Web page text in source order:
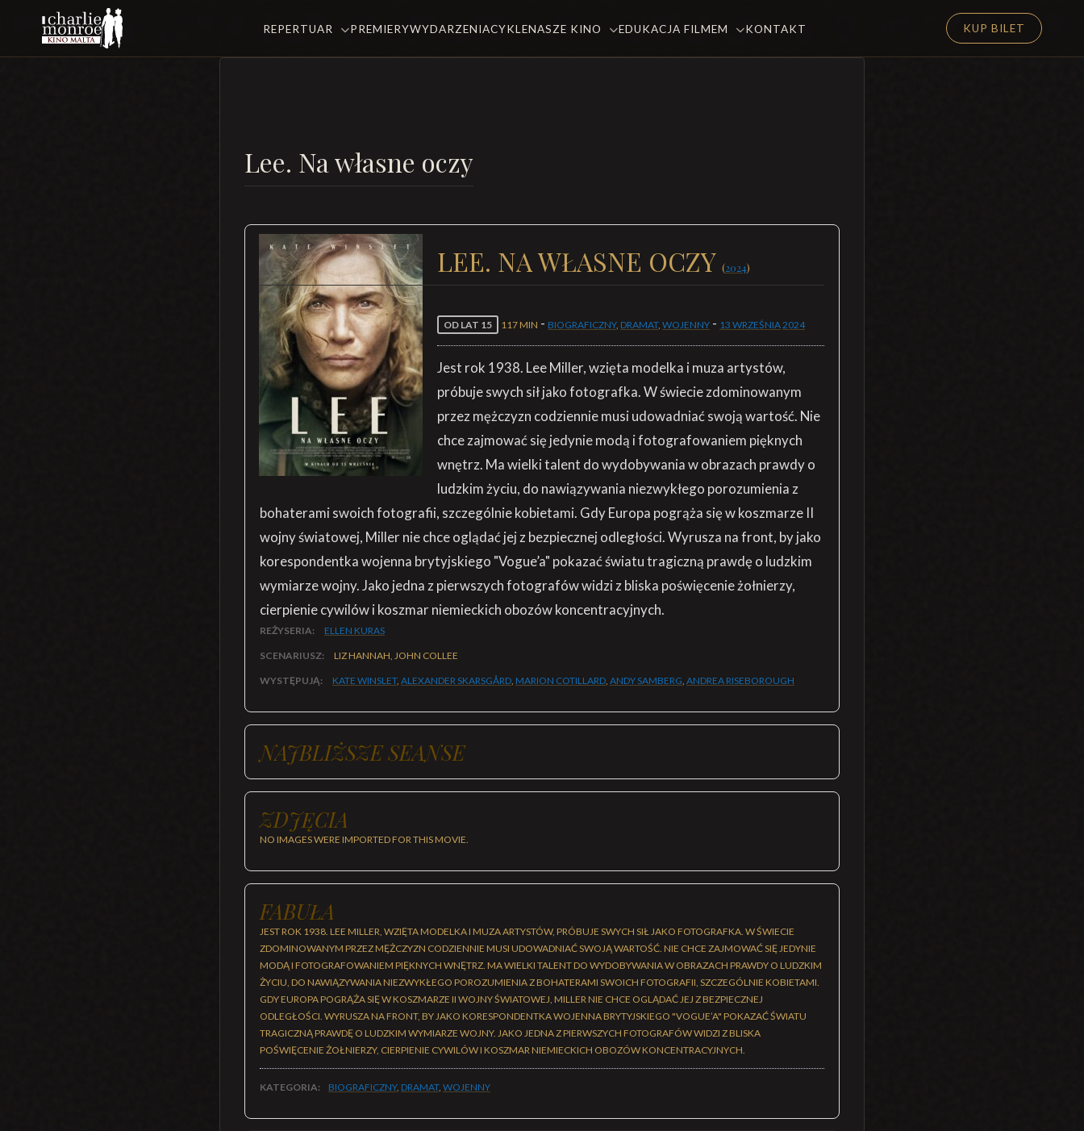
REPERTUAR PREMIERYWYDARZENIACYKLENASZE KINO EDUKACJA FILMEM KONTAKT KUP BILET
Lee. Na własne oczy
LEE. NA WŁASNE OCZY (2024)
OD LAT 15 117 MIN - BIOGRAFICZNY, DRAMAT, WOJENNY - 13 WRZEŚNIA2024
Jest rok 1938. Lee Miller, wzięta modelka i muza artystów,
próbuje swych sił jako fotografka. W świecie zdominowanym
przez mężczyzn codziennie musi udowadniać swoją wartość. Nie
chce zajmować się jedynie modą i fotografowaniem pięknych
wnętrz. Ma wielki talent do wydobywania w obrazach prawdy o
ludzkim życiu, do nawiązywania niezwykłego porozumienia z
bohaterami swoich fotografii, szczególnie kobietami. Gdy Europa pogrąża się w koszmarze II
wojny światowej, Miller nie chce oglądać jej z bezpiecznej odległości. Wyrusza na front, by jako
korespondentka wojenna brytyjskiego "Vogue’a" pokazać światu tragiczną prawdę o ludzkim
wymiarze wojny. Jako jedna z pierwszych fotografów widzi z bliska poświęcenie żołnierzy,
cierpienie cywilów i koszmar niemieckich obozów koncentracyjnych.
REŻYSERIA: ELLEN KURAS
SCENARIUSZ: LIZ HANNAH, JOHN COLLEE
WYSTĘPUJĄ: KATE WINSLET, ALEXANDER SKARSGÅRD, MARION COTILLARD, ANDY SAMBERG, ANDREA RISEBOROUGH
NAJBLIŻSZE SEANSE
ZDJĘCIA
NO IMAGES WERE IMPORTED FOR THIS MOVIE.
FABUŁA
JEST ROK 1938. LEE MILLER, WZIĘTA MODELKA I MUZA ARTYSTÓW, PRÓBUJE SWYCH SIŁ JAKO FOTOGRAFKA. W ŚWIECIE
ZDOMINOWANYM PRZEZ MĘŻCZYZN CODZIENNIE MUSI UDOWADNIAĆ SWOJĄ WARTOŚĆ. NIE CHCE ZAJMOWAĆ SIĘ JEDYNIE
MODĄ I FOTOGRAFOWANIEM PIĘKNYCH WNĘTRZ. MA WIELKI TALENT DO WYDOBYWANIA W OBRAZACH PRAWDY O LUDZKIM
ŻYCIU, DO NAWIĄZYWANIA NIEZWYKŁEGO POROZUMIENIA Z BOHATERAMI SWOICH FOTOGRAFII, SZCZEGÓLNIE KOBIETAMI.
GDY EUROPA POGRĄŻA SIĘ W KOSZMARZE II WOJNY ŚWIATOWEJ, MILLER NIE CHCE OGLĄDAĆ JEJ Z BEZPIECZNEJ
ODLEGŁOŚCI. WYRUSZA NA FRONT, BY JAKO KORESPONDENTKA WOJENNA BRYTYJSKIEGO "VOGUE’A" POKAZAĆ ŚWIATU
TRAGICZNĄ PRAWDĘ O LUDZKIM WYMIARZE WOJNY. JAKO JEDNA Z PIERWSZYCH FOTOGRAFÓW WIDZI Z BLISKA
POŚWIĘCENIE ŻOŁNIERZY, CIERPIENIE CYWILÓW I KOSZMAR NIEMIECKICH OBOZÓW KONCENTRACYJNYCH.
KATEGORIA: BIOGRAFICZNY, DRAMAT, WOJENNY